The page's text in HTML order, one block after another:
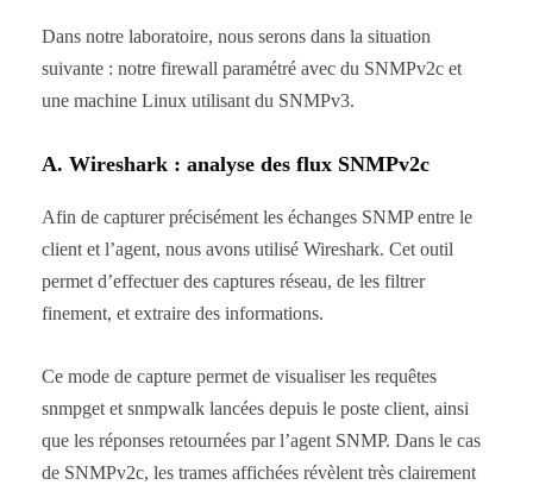
Dans notre laboratoire, nous serons dans la situation
suivante : notre firewall paramétré avec du SNMPv2c et
une machine Linux utilisant du SNMPv3.
A. Wireshark : analyse des flux SNMPv2c
Afin de capturer précisément les échanges SNMP entre le
client et l’agent, nous avons utilisé Wireshark. Cet outil
permet d’effectuer des captures réseau, de les filtrer
finement, et extraire des informations.
Ce mode de capture permet de visualiser les requêtes
snmpget et snmpwalk lancées depuis le poste client, ainsi
que les réponses retournées par l’agent SNMP. Dans le cas
de SNMPv2c, les trames affichées révèlent très clairement